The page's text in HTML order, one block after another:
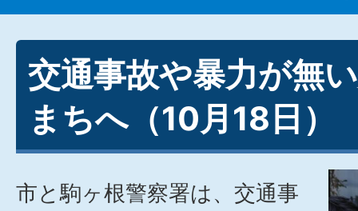
交通事故や暴力が無
まちへ（10月18日）
市と駒ヶ根警察署は、交通事